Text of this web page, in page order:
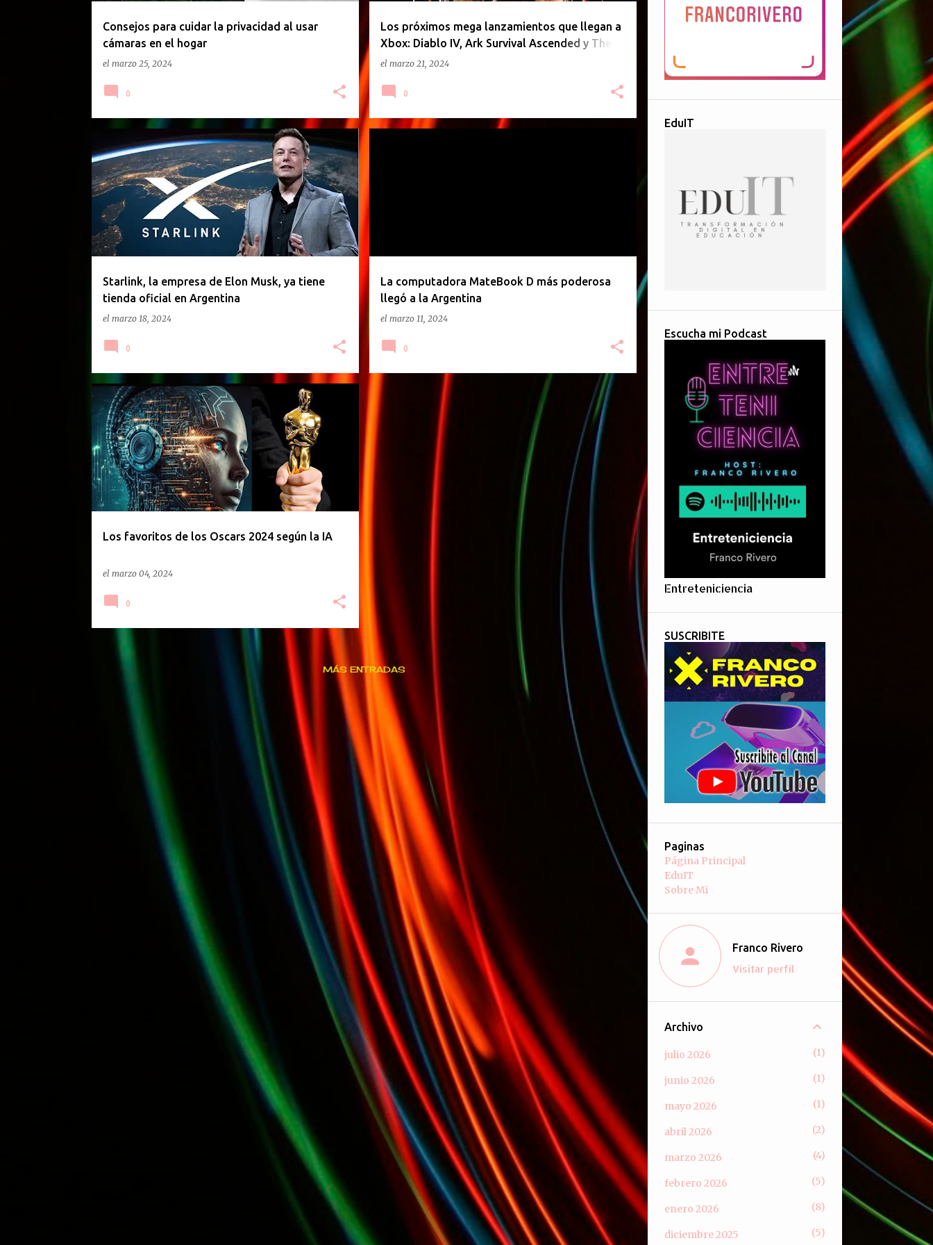
d
Consejos para cuidar la privacidad al usar
cámaras en el hogar
el marzo 25, 2024
0
Los próximos mega lanzamientos que llegan a
Xbox: Diablo IV, Ark Survival Ascended y The
Quarry
el marzo 21, 2024
0
Starlink, la empresa de Elon Musk, ya tiene
tienda oficial en Argentina
el marzo 18, 2024
ARGENTINA ELON MUSK INTERNET STARLINK
0
La computadora MateBook D más poderosa
llegó a la Argentina
el marzo 11, 2024
0
Los favoritos de los Oscars 2024 según la IA
el marzo 04, 2024
IA INTELIGENCIA ARTIFICIAL OSCAR
0
MÁS ENTRADAS
EduIT
Escucha mi Podcast
Entreteniciencia
SUSCRIBITE
Paginas
Página Principal
EduIT
Sobre Mi
Franco Rivero
Visitar perfil
Archivo
julio 2026 1
junio 2026 1
mayo 2026 1
abril 2026 2
marzo 2026 4
febrero 2026 5
enero 2026 8
diciembre 2025 5